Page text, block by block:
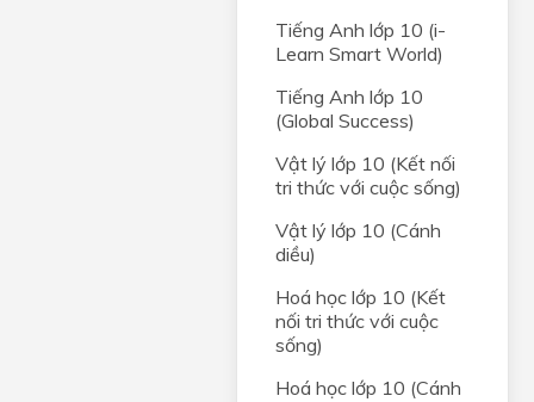
Tiếng Anh lớp 10 (i-
Learn Smart World)
Tiếng Anh lớp 10
(Global Success)
Vật lý lớp 10 (Kết nối
tri thức với cuộc sống)
Vật lý lớp 10 (Cánh
diều)
Hoá học lớp 10 (Kết
nối tri thức với cuộc
sống)
Hoá học lớp 10 (Cánh